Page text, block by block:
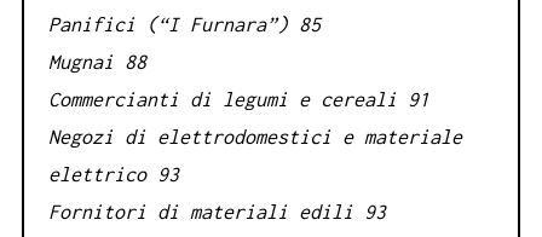
Panifici (“I Furnara”) 85
Mugnai 88
Commercianti di legumi e cereali 91
Negozi di elettrodomestici e materiale
elettrico 93
Fornitori di materiali edili 93